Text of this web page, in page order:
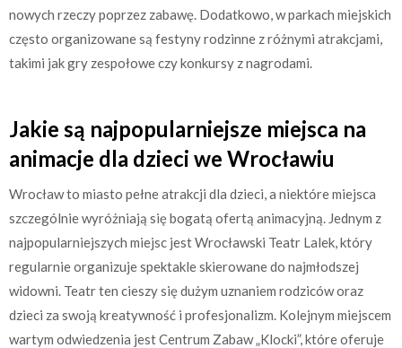
nowych rzeczy poprzez zabawę. Dodatkowo, w parkach miejskich
często organizowane są festyny rodzinne z różnymi atrakcjami,
takimi jak gry zespołowe czy konkursy z nagrodami.
Jakie są najpopularniejsze miejsca na
animacje dla dzieci we Wrocławiu
Wrocław to miasto pełne atrakcji dla dzieci, a niektóre miejsca
szczególnie wyróżniają się bogatą ofertą animacyjną. Jednym z
najpopularniejszych miejsc jest Wrocławski Teatr Lalek, który
regularnie organizuje spektakle skierowane do najmłodszej
widowni. Teatr ten cieszy się dużym uznaniem rodziców oraz
dzieci za swoją kreatywność i profesjonalizm. Kolejnym miejscem
wartym odwiedzenia jest Centrum Zabaw „Klocki”, które oferuje